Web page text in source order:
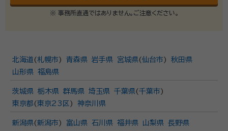
※ 事務所直通ではありません。ご注意ください。
北海道 (札幌市) 青森県 岩手県 宮城県(仙台市)
秋田県
山形県 福島県
茨城県 栃木県 群馬県 埼玉県 千葉県(千葉市)
東京都 ( 東京23区 ) 神奈川県
新潟県(新潟市) 富山県 石川県 福井県 山梨県 長野県